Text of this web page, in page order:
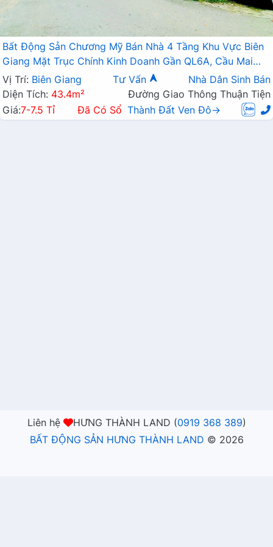
Bất Động Sản Chương Mỹ Bán Nhà 4 Tầng Khu Vực Biên
Giang Mặt Trục Chính Kinh Doanh Gần QL6A, Cầu Mai
Lĩnh Đang Mở Rộng
Vị Trí: Biên Giang Tư Vấn
Nhà Dân Sinh Bán
Diện Tích: 43.4m²
Đường Giao Thông Thuận Tiện
Giá:7-7.5 Tỉ Đã Có Sổ Thành Đất Ven Đô→
Liên hệ HƯNG THÀNH LAND (0919 368 389)
BẤT ĐỘNG SẢN HƯNG THÀNH LAND © 2026